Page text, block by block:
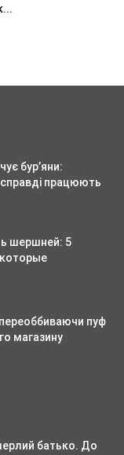
бур’яни:
справді працюють
шершней: 5
пуф
магазину
батько. До